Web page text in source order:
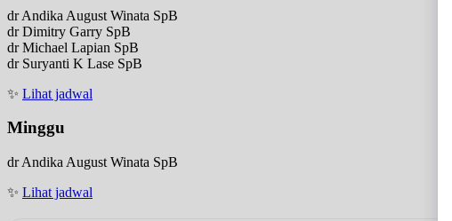
dr Andika August Winata SpB
dr Dimitry Garry SpB
dr Michael Lapian SpB
dr Suryanti K Lase SpB
✨ Lihat jadwal
Minggu
dr Andika August Winata SpB
✨ Lihat jadwal